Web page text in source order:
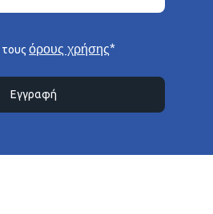
όρους χρήσης*
Εγγραφή